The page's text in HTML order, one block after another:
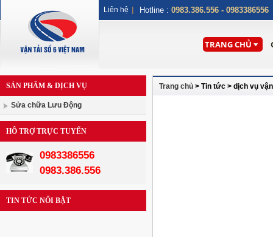
TRANG CHỦ
SẢN PHẨM & DỊCH VỤ
Sửa chữa Lưu Động
HỖ TRỢ TRỰC TUYẾN
0983386556
0983.386.556
TIN TỨC NỔI BẬT
Trang chủ > Tin tức > dịch vụ
Liên hệ Hotline : 0983.386.556 - 0983386556